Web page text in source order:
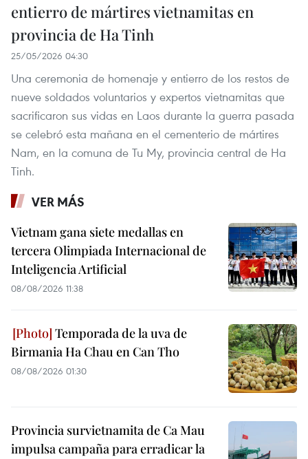
entierro de mártires vietnamitas en
provincia de Ha Tinh
25/05/2026 04:30
Una ceremonia de homenaje y entierro de los restos de
nueve soldados voluntarios y expertos vietnamitas que
sacrificaron sus vidas en Laos durante la guerra pasada
se celebró esta mañana en el cementerio de mártires
Nam, en la comuna de Tu My, provincia central de Ha
Tinh.
VER MÁS
Vietnam gana siete medallas en
tercera Olimpiada Internacional de
Inteligencia Artificial
08/08/2026 11:38
Temporada de la uva de
Birmania Ha Chau en Can Tho
08/08/2026 01:30
Provincia survietnamita de Ca Mau
impulsa campaña para erradicar la